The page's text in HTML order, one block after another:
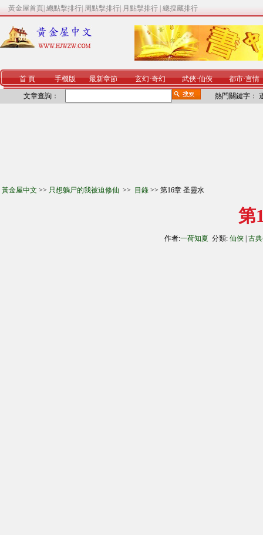
黃金屋首頁 總點擊排行 周點擊排行 月點擊排行 總搜藏排行
首 頁 手機版 最新章節 玄幻·奇幻 武俠·仙俠 都市·言情
文章查詢： 熱門關鍵字：
黃金屋中文 >> 只想躺尸的我被迫修仙 >> 目錄 >> 第16章 圣靈水
第
作者:一荷知夏 分類: 仙俠 古